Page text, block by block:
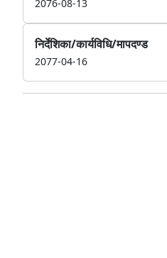
2076-08-13
निर्देशिका/कार्यविधि/मापदण्ड
2077-04-16